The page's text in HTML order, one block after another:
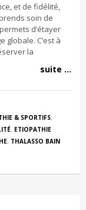
et de fidélité,
soin de
d’étayer
globale. C’est à
la
suite ...
& SPORTIFS,
, ETIOPATHIE
, THALASSO BAIN